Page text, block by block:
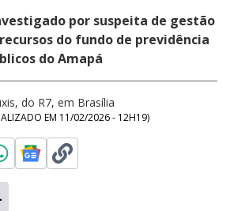
por suspeita de gestão
do fundo de previdência
do Amapá
do R7, em Brasília
EM 11/02/2026 - 12H19)